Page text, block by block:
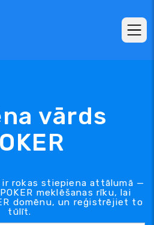
vārds
ir rokas stiepiena attālumā —
meklēšanas rīku, lai
domēnu, un reģistrējiet to
tūlīt.